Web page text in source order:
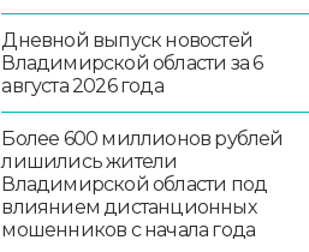
Дневной выпуск новостей
Владимирской области за 6
августа 2026 года
Более 600 миллионов рублей
лишились жители
Владимирской области под
влиянием дистанционных
мошенников с начала года